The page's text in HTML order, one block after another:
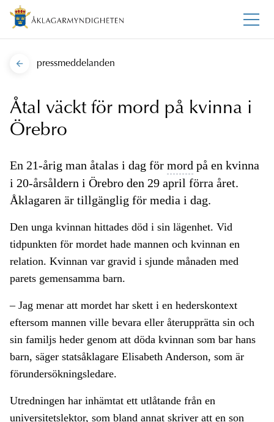
pressmeddelanden
Åtal väckt för mord på kvinna i
Örebro
En 21-årig man åtalas i dag för mord på en kvinna
i 20-årsåldern i Örebro den 29 april förra året.
Åklagaren är tillgänglig för media i dag.
Den unga kvinnan hittades död i sin lägenhet. Vid
tidpunkten för mordet hade mannen och kvinnan en
relation. Kvinnan var gravid i sjunde månaden med
parets gemensamma barn.
– Jag menar att mordet har skett i en hederskontext
eftersom mannen ville bevara eller återupprätta sin och
sin familjs heder genom att döda kvinnan som bar hans
barn, säger statsåklagare Elisabeth Anderson, som är
förundersökningsledare.
Utredningen har inhämtat ett utlåtande från en
universitetslektor, som bland annat skriver att en son